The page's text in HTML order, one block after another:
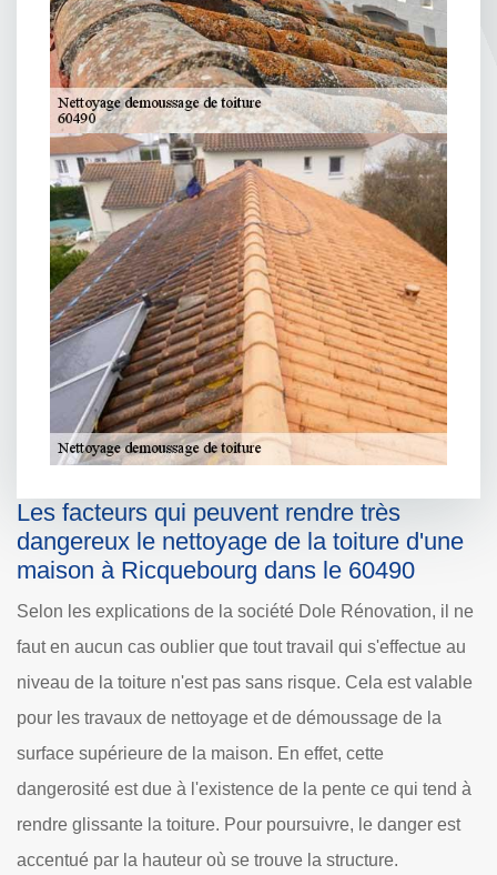
Les facteurs qui peuvent rendre très
dangereux le nettoyage de la toiture d'une
maison à Ricquebourg dans le 60490
Selon les explications de la société Dole Rénovation, il ne
faut en aucun cas oublier que tout travail qui s'effectue au
niveau de la toiture n'est pas sans risque. Cela est valable
pour les travaux de nettoyage et de démoussage de la
surface supérieure de la maison. En effet, cette
dangerosité est due à l'existence de la pente ce qui tend à
rendre glissante la toiture. Pour poursuivre, le danger est
accentué par la hauteur où se trouve la structure.